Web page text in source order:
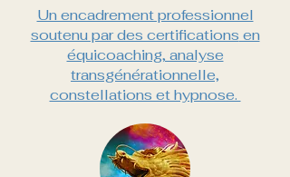
Un encadrement professionnel
soutenu par des certifications en
équicoaching, analyse
transgénérationnelle,
constellations et hypnose.